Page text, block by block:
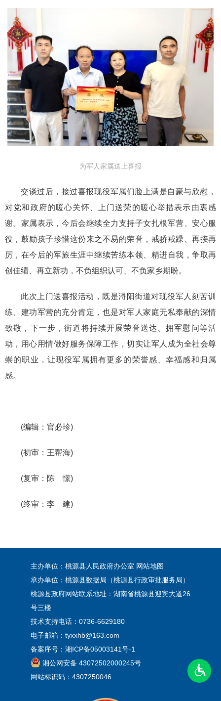
为军人家属送上喜报
交谈过后，接过喜报现役军属们脸上满是自豪与欣慰，
对党和政府的暖心关怀、上门送荣的暖心举措表示由衷感
谢。家属表示，今后会继续全力支持子女扎根军营、安心服
役，鼓励孩子珍惜这份来之不易的荣誉，戒骄戒躁、再接再
厉，在今后的军旅生涯中继续苦练本领、精进自我，争取再
创佳绩、再立新功，不负组织认可、不负家乡期盼。
此次上门送喜报活动，既是浔阳街道对现役军人刻苦训
练、建功军营的充分肯定，也是对军人家庭无私奉献的深情
致敬，下一步，街道将持续开展荣誉送达、拥军慰问等活
动，用心用情做好服务保障工作，切实让军人成为全社会尊
崇的职业，让现役军属拥有更多的荣誉感、幸福感和归属
感。
(编辑：官必珍)
(初审：王帮海)
(复审：陈 憬)
(终审：李 建)
主办单位：桃源县人民政府办公室 网站地图
承办单位：桃源县数据局（桃源县行政审批服务局）
桃源县政府网站联系地址：湖南省桃源县迎宾大道26
号三楼
技术支持电话：0736-6629180
电子邮箱：tyxxhb@163.com
备案序号： 湘ICP备05003141号-1
湘公网安备 43072502000245号
网站标识码：4307250046